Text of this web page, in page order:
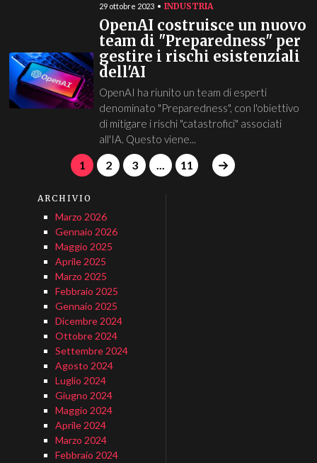
29 ottobre 2023 INDUSTRIA
OpenAI costruisce un nuovo
team di "Preparedness" per
gestire i rischi esistenziali
dell'AI
OpenAI ha riunito un team di esperti
denominato "Preparedness", con l'obiettivo
di mitigare i rischi "catastrofici" associati
all'IA. Questo viene...
1 2 3 ... 11
ARCHIVIO
Marzo 2026
Gennaio 2026
Maggio 2025
Aprile 2025
Marzo 2025
Febbraio 2025
Gennaio 2025
Dicembre 2024
Ottobre 2024
Settembre 2024
Agosto 2024
Luglio 2024
Giugno 2024
Maggio 2024
Aprile 2024
Marzo 2024
Febbraio 2024